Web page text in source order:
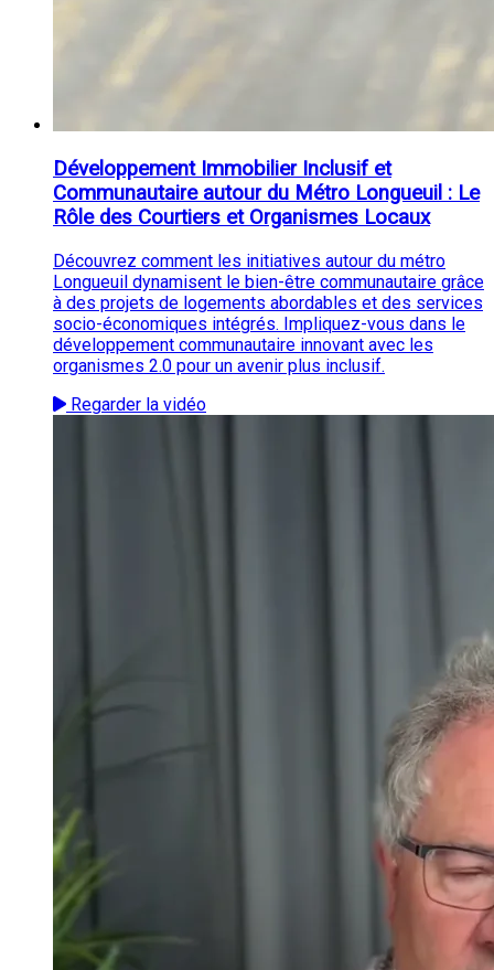
Développement Immobilier Inclusif et
Communautaire autour du Métro Longueuil : Le
Rôle des Courtiers et Organismes Locaux
Découvrez comment les initiatives autour du métro
Longueuil dynamisent le bien-être communautaire grâce
à des projets de logements abordables et des services
socio-économiques intégrés. Impliquez-vous dans le
développement communautaire innovant avec les
organismes 2.0 pour un avenir plus inclusif.
Regarder la vidéo